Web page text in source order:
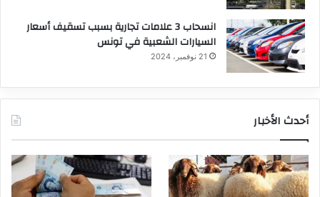
انسحاب 3 علامات تجارية بسبب تسقيف أسعار
السيارات الشعبية في تونس
21 نوفمبر، 2024
أحدث الأخبار